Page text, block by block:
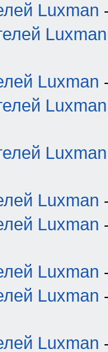
Luxman
Luxman
Luxman
Luxman
Luxman
Luxman
Luxman
Luxman
Luxman
Luxman